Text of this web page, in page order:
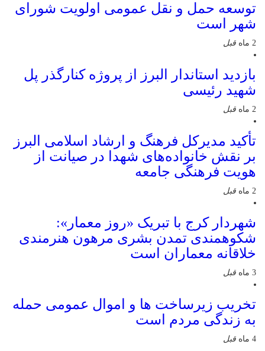
توسعه حمل و نقل عمومی اولویت شورای
شهر است
2 ماه قبل
بازدید استاندار البرز از پروژه کنارگذر پل
شهید رئیسی
2 ماه قبل
تأکید مدیرکل فرهنگ و ارشاد اسلامی البرز
بر نقش خانواده‌های شهدا در صیانت از
هویت فرهنگی جامعه
2 ماه قبل
شهردار کرج با تبریک «روز معمار»:
شکوهمندی تمدن بشری مرهون هنرمندی
خلاقانه معماران است
3 ماه قبل
تخریب زیرساخت ها و اموال عمومی حمله
به زندگی مردم است
4 ماه قبل